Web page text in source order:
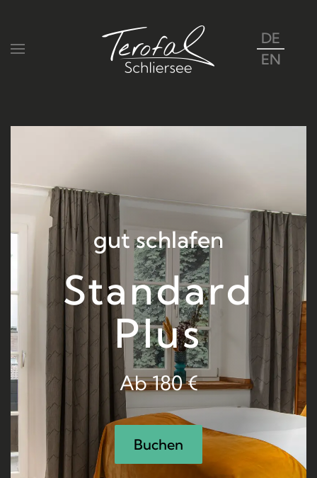
Zum Hauptinhalt springen
DE
EN
gut schlafen
Standard
Plus
Ab 180 €
Buchen